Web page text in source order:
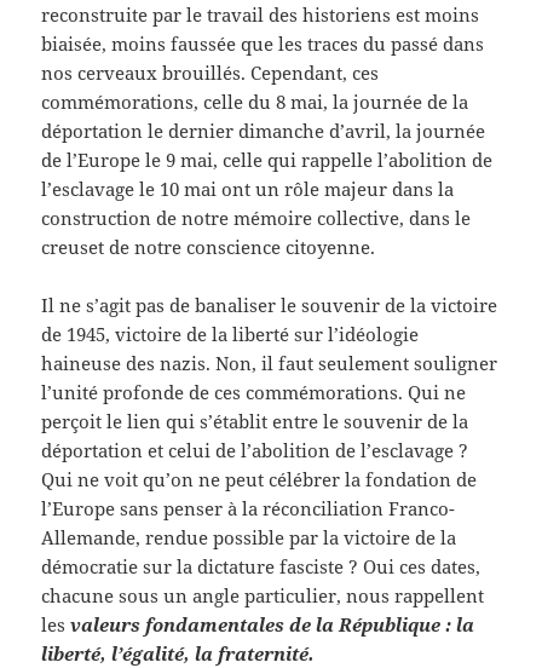
reconstruite par le travail des historiens est moins
biaisée, moins faussée que les traces du passé dans
nos cerveaux brouillés. Cependant, ces
commémorations, celle du 8 mai, la journée de la
déportation le dernier dimanche d’avril, la journée
de l’Europe le 9 mai, celle qui rappelle l’abolition de
l’esclavage le 10 mai ont un rôle majeur dans la
construction de notre mémoire collective, dans le
creuset de notre conscience citoyenne.
Il ne s’agit pas de banaliser le souvenir de la victoire
de 1945, victoire de la liberté sur l’idéologie
haineuse des nazis. Non, il faut seulement souligner
l’unité profonde de ces commémorations. Qui ne
perçoit le lien qui s’établit entre le souvenir de la
déportation et celui de l’abolition de l’esclavage ?
Qui ne voit qu’on ne peut célébrer la fondation de
l’Europe sans penser à la réconciliation Franco-
Allemande, rendue possible par la victoire de la
démocratie sur la dictature fasciste ? Oui ces dates,
chacune sous un angle particulier, nous rappellent
lesvaleurs fondamentales de la République : la
liberté, l’égalité, la fraternité.